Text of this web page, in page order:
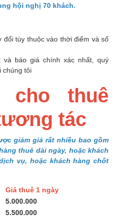
hội nghị 70 khách.
đổi tùy thuộc vào thời điểm và số
báo giá chính xác nhất, quý
chúng tôi
cho thuê
tác
giảm giá rất nhiều bao gồm
thuê dài ngày, hoặc khách
vụ, hoặc khách hàng chốt
Giá thuê 1 ngày
5.000.000
5.500.000